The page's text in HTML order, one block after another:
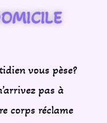
vous pèse?
pas à
corps réclame